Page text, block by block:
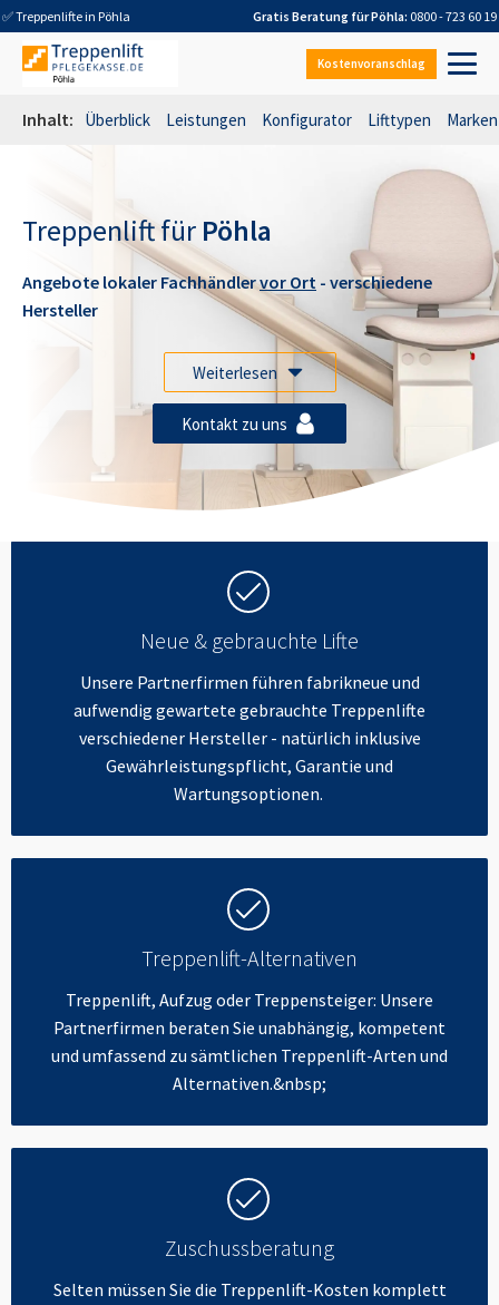
✅ Treppenlifte in Pöhla Gratis Beratung fürPöhla: 0800 - 723 60 19
Kostenvoranschlag
Inhalt: Überblick Leistungen Konfigurator Lifttypen Marken
Treppenlift für Pöhla
Angebote lokaler Fachhändlervor Ort - verschiedene
Hersteller
Weiterlesen
Kontakt zu uns
Neue & gebrauchte Lifte
Unsere Partnerfirmen führen fabrikneue und
aufwendig gewartete gebrauchte Treppenlifte
verschiedener Hersteller - natürlich inklusive
Gewährleistungspflicht, Garantie und
Wartungsoptionen.
Treppenlift-Alternativen
Treppenlift, Aufzug oder Treppensteiger: Unsere
Partnerfirmen beraten Sie unabhängig, kompetent
und umfassend zu sämtlichen Treppenlift-Arten und
Alternativen.&nbsp;
Zuschussberatung
Selten müssen Sie die Treppenlift-Kosten komplett